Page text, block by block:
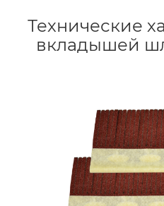
Технические
вкладышей